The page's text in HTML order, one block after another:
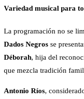
Variedad musical para
La programación no se
Dados Negros se
Déborah, hija del
que mezcla tradición
Antonio Ríos,